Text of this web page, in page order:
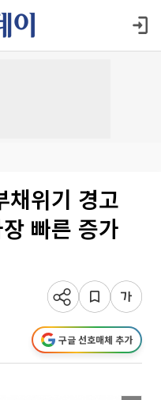
채위기 경고
빠른 증가
구글 선호매체 추가